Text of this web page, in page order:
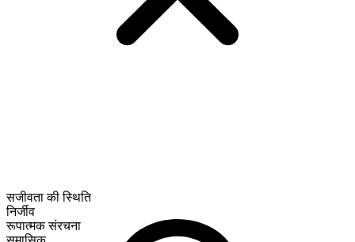
सजीवता की स्थिति
निर्जीव
रूपात्मक संरचना